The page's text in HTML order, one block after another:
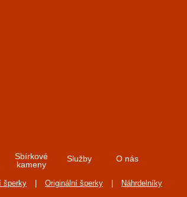
Sbírkové
kameny
Služby O nás
šperky Originální šperky Náhrdelníky